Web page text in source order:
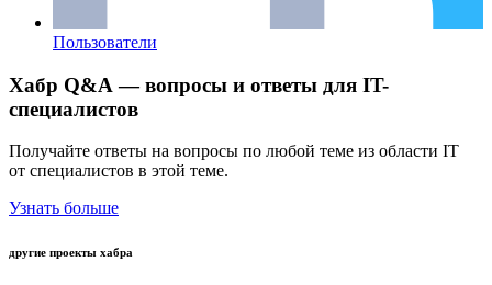
Пользователи
Хабр Q&A — вопросы и ответы для IT-
специалистов
Получайте ответы на вопросы по любой теме из области IT
от специалистов в этой теме.
Узнать больше
другие проекты хабра